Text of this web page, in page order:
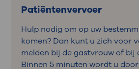
Patiëntenvervoer
Hulp nodig om op uw
komen? Dan kunt u zich voor
melden bij de gastvrouw of bij
Binnen 5 minuten wordt u